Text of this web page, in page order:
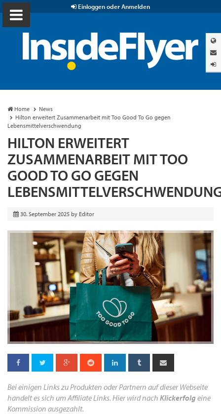
Einloggen oder Anmelden
Home
News
Hilton erweitert Zusammenarbeit mit Too Good To Go gegen
Lebensmittelverschwendung
HILTON ERWEITERT
ZUSAMMENARBEIT MIT TOO
GOOD TO GO GEGEN
30. September 2025 by Editor
Bei einigen Links zu Produkten oder Partnern auf dieser Webseite
handelt es sich um Affiliate Links. Hier wird nach Klickerfolg eine
Kommission ausgezahlt.